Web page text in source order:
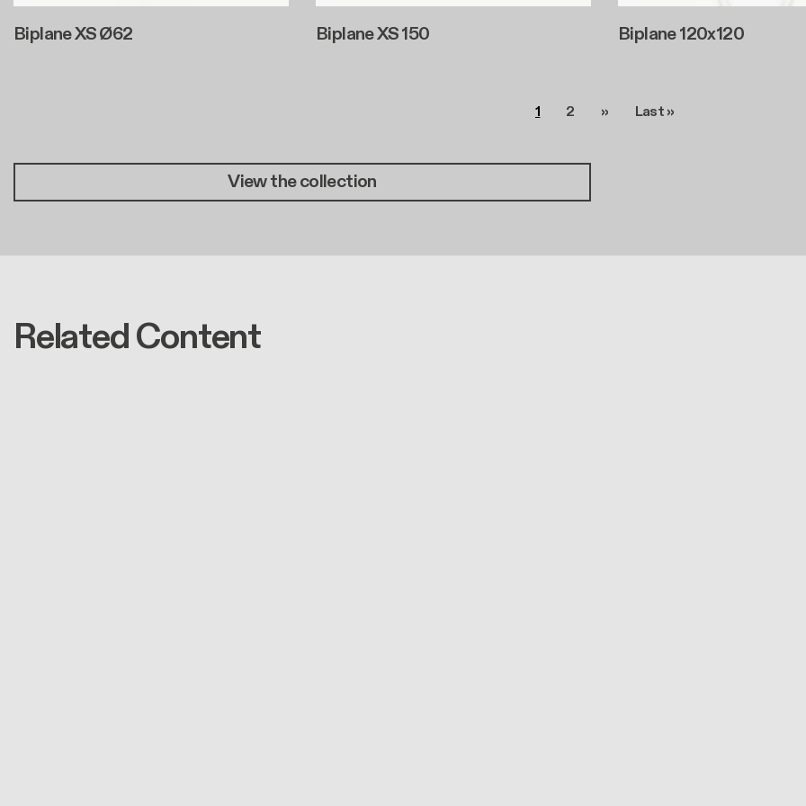
Biplane XS Ø62 Biplane XS 150 Biplane 120x120
Pagina
1 Pagina
2 Pagina successiva
›› Ultima pagina
Last »
View the collection
Related Content